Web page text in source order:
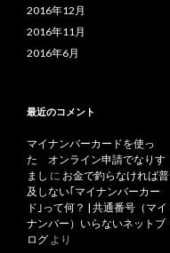
2016年12月
2016年11月
2016年6月
最近のコメント
マイナンバーカードを使っ
た オンライン申請でなりす
まし に お金で釣らなければ普
及しない｢マイナンバーカー
ド｣って何？ | 共通番号（マイ
ナンバー）いらないネットブ
ログ より